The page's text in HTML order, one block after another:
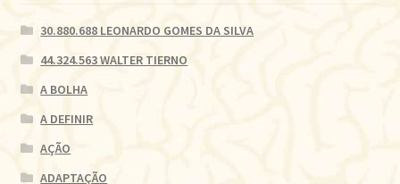
30.880.688 LEONARDO GOMES DA SILVA
44.324.563 WALTER TIERNO
A BOLHA
A DEFINIR
AÇÃO
ADAPTAÇÃO